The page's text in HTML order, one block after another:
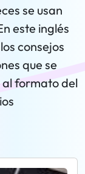
se usan
este inglés
consejos
que se
al formato del